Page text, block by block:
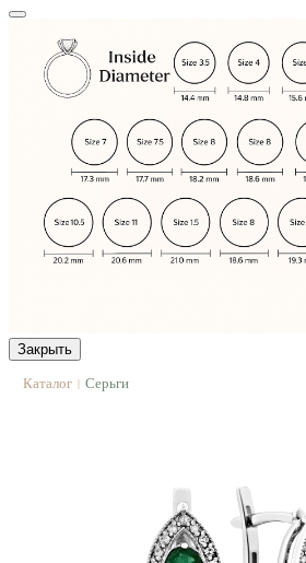
Закрыть
Каталог | Серьги